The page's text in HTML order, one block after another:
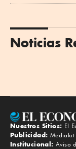
Noticias
Nuestros Sitios: El
Publicidad: Mediakit
Institucional: Aviso